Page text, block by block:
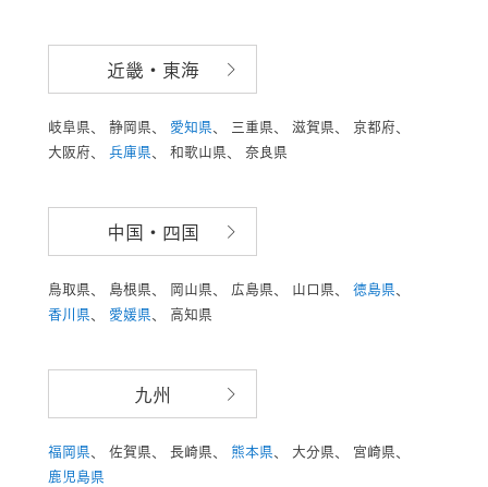
近畿・東海
岐阜県、 静岡県、 愛知県 三重県、 滋賀県、
京都府、
大阪府、
兵庫県 和歌山県、 奈良県
中国・四国
鳥取県、 島根県、 岡山県、 広島県、 山口県、 徳島県
香川県
愛媛県 高知県
九州
福岡県 佐賀県、 長崎県、 熊本県 大分県、
宮崎県、
鹿児島県